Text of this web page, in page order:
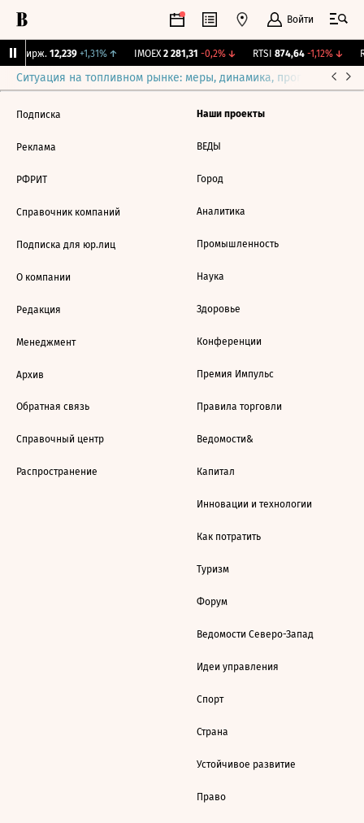
Войти
Бирж. 12,239 +1,31%↑ IMOEX 2 281,31 -0,2%↓ RTSI 874,64 -1,12%↓
Ситуация на топливном рынке: меры, динамика, прогнозы
Подписка
Реклама
РФРИТ
Справочник компаний
Подписка для юр.лиц
О компании
Редакция
Менеджмент
Архив
Обратная связь
Справочный центр
Распространение
Наши проекты
ВЕДЫ
Город
Аналитика
Промышленность
Наука
Здоровье
Конференции
Премия Импульс
Правила торговли
Ведомости&
Капитал
Инновации и технологии
Как потратить
Туризм
Форум
Ведомости Северо-Запад
Идеи управления
Спорт
Страна
Устойчивое развитие
Право